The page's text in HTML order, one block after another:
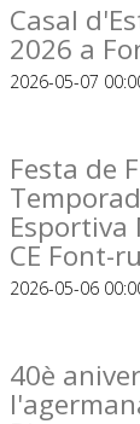
Casal
2026 a
2026-05-07
Festa de
Esportiva
CE Font-
2026-05-06
40è